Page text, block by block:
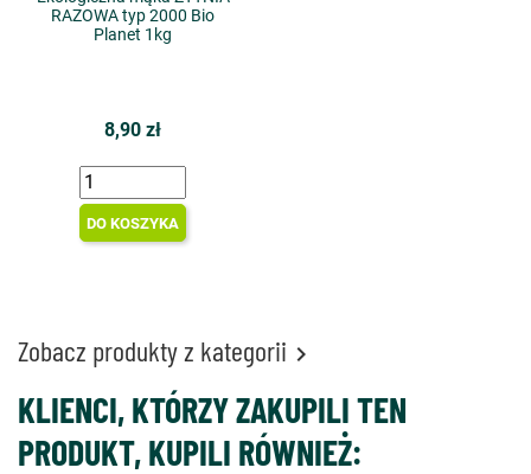
RAZOWA typ 2000 Bio
Planet 1kg
8,90 zł
DO KOSZYKA
Zobacz produkty z kategorii 
KLIENCI, KTÓRZY ZAKUPILI TEN
PRODUKT, KUPILI RÓWNIEŻ: